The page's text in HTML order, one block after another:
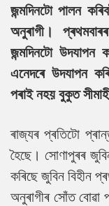
জন্মদিনটো পালন
অনুৰাগী।
জন্মদিনটো উদযাপন
এনেদৰে উদযাপন
পৰাই নহয় বুকুত
ৰাজ্যৰ প্ৰতিটো
হৈছে। সোণাপুৰৰ
কৰিছে জুবিন বিহীন
অনুৰাগীৰ সোঁত বোৱা